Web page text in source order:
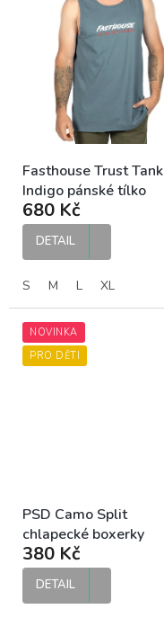
Fasthouse Trust Tank
Indigo pánské tílko
680 Kč
DETAIL
S M L XL
NOVINKA
PRO DĚTI
PSD Camo Split
chlapecké boxerky
380 Kč
DETAIL